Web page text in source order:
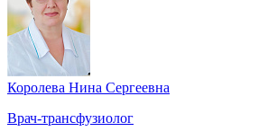
Королева Нина Сергеевна
Врач-трансфузиолог